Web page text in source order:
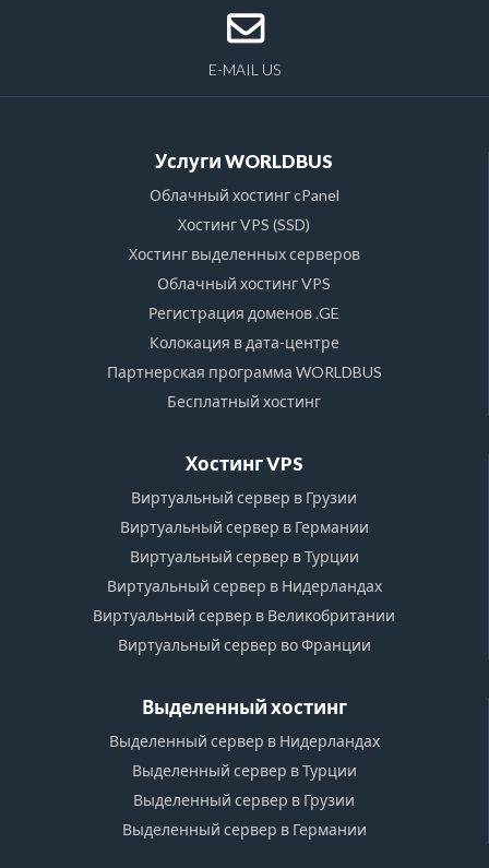
E-MAIL US
Услуги WORLDBUS
Облачный хостинг cPanel
Хостинг VPS (SSD)
Хостинг выделенных серверов
Облачный хостинг VPS
Регистрация доменов .GE
Колокация в дата-центре
Партнерская программа WORLDBUS
Бесплатный хостинг
Хостинг VPS
Виртуальный сервер в Грузии
Виртуальный сервер в Германии
Виртуальный сервер в Турции
Виртуальный сервер в Нидерландах
Виртуальный сервер в Великобритании
Виртуальный сервер во Франции
Выделенный хостинг
Выделенный сервер в Нидерландах
Выделенный сервер в Турции
Выделенный сервер в Грузии
Выделенный сервер в Германии